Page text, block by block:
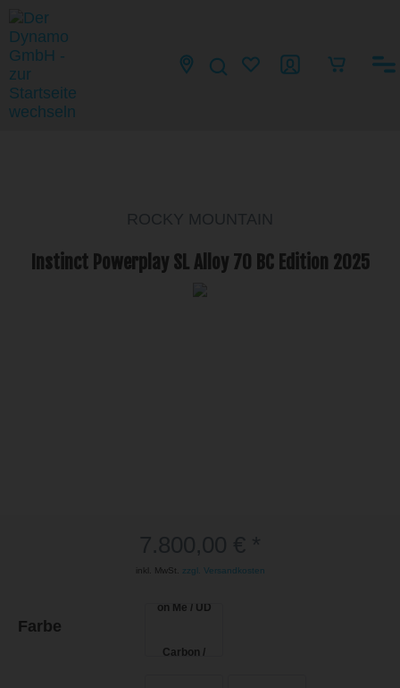
ROCKY MOUNTAIN
Instinct Powerplay SL Alloy 70 BC Edition 2025
inkl. MwSt. zzgl. Versandkosten
Farbe